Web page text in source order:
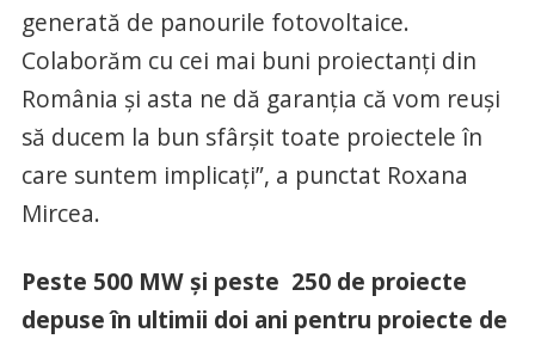
generată de panourile fotovoltaice.
Colaborăm cu cei mai buni proiectanți din
România și asta ne dă garanția că vom reuși
să ducem la bun sfârșit toate proiectele în
care suntem implicați”, a punctat Roxana
Mircea.
Peste 500 MW și peste 250 de proiecte
depuse în ultimii doi ani pentru proiecte de